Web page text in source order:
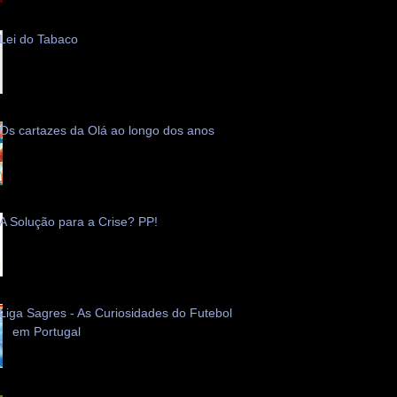
do Tabaco
cartazes da Olá ao longo dos anos
Solução para a Crise? PP!
Sagres - As Curiosidades do Futebol
em Portugal